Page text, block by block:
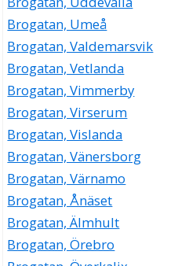
Brogatan, Umeå
Brogatan, Valdemarsvik
Brogatan, Vetlanda
Brogatan, Vimmerby
Brogatan, Virserum
Brogatan, Vislanda
Brogatan, Vänersborg
Brogatan, Värnamo
Brogatan, Ånäset
Brogatan, Älmhult
Brogatan, Örebro